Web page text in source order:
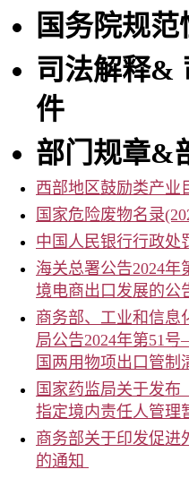
国务院规范
司法解释&
件
部门规章&
西部地区鼓励类产业
国家危险废物名录
中国人民银行行政处
海关总署公告2024
境电商出口发展的公
商务部、工业和信息
局公告2024年第51
国两用物项出口管制
国家药监局关于发布
指定境内责任人管理
商务部关于印发促进
的通知